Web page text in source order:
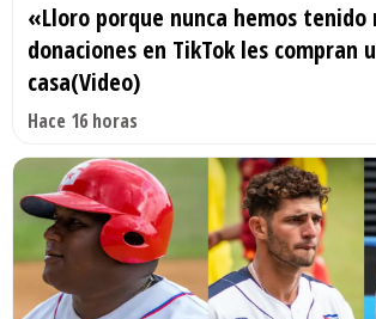
«Lloro porque nunca hemos tenido
donaciones en TikTok les compran
casa(Video)
Hace 16 horas